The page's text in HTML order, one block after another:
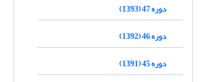
دوره 47 (1393)
دوره 46 (1392)
دوره 45 (1391)